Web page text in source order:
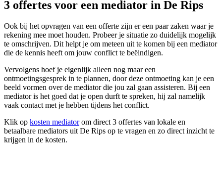
3 offertes voor een mediator in De Rips
Ook bij het opvragen van een offerte zijn er een paar zaken waar je
rekening mee moet houden. Probeer je situatie zo duidelijk mogelijk
te omschrijven. Dit helpt je om meteen uit te komen bij een mediator
die de kennis heeft om jouw conflict te beëindigen.
Vervolgens hoef je eigenlijk alleen nog maar een
ontmoetingsgesprek in te plannen, door deze ontmoeting kan je een
beeld vormen over de mediator die jou zal gaan assisteren. Bij een
mediator is het goed dat je open durft te spreken, hij zal namelijk
vaak contact met je hebben tijdens het conflict.
Klik op kosten mediatorom direct 3 offertes van lokale en
betaalbare mediators uit De Rips op te vragen en zo direct inzicht te
krijgen in de kosten.